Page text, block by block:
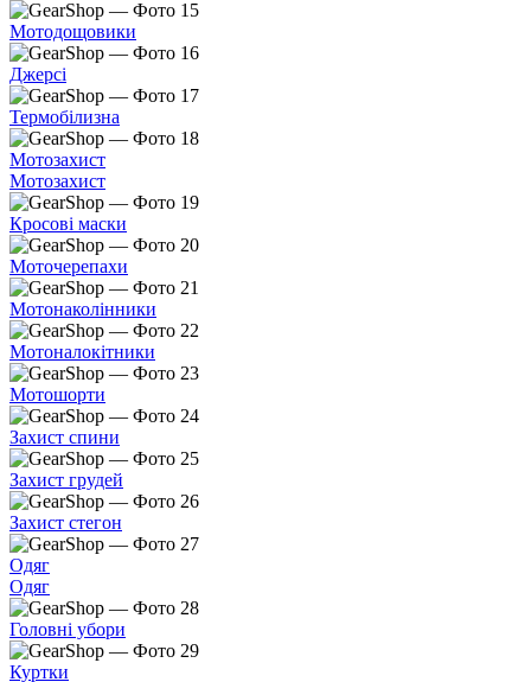
Мотодощовики
Джерсі
Термобілизна
Мотозахист
Мотозахист
Кросові маски
Моточерепахи
Мотонаколінники
Мотоналокітники
Мотошорти
Захист спини
Захист грудей
Захист стегон
Одяг
Одяг
Головні убори
Куртки